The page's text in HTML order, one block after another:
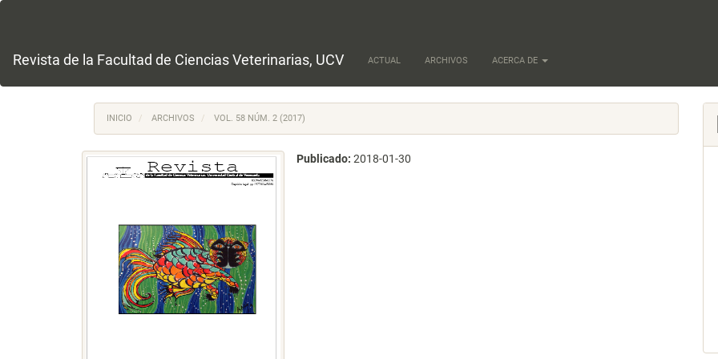
principal
lateral
Revista de la Facultad de Ciencias Veterinarias, UCV ACTUAL ARCHIVOS ACERCA DE
INICIO ARCHIVOS VOL. 58 NÚM. 2 (2017)
Publicado:2018-01-30